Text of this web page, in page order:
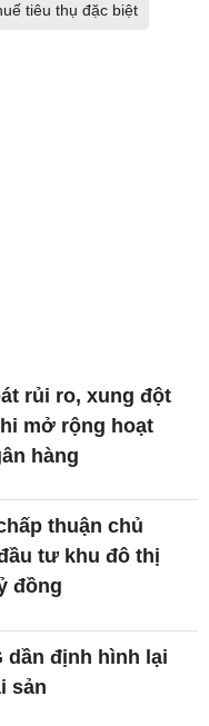
tiêu thụ đặc biệt
rủi ro, xung đột
mở rộng hoạt
hàng
thuận chủ
tư khu đô thị
đồng
dần định hình lại
sản